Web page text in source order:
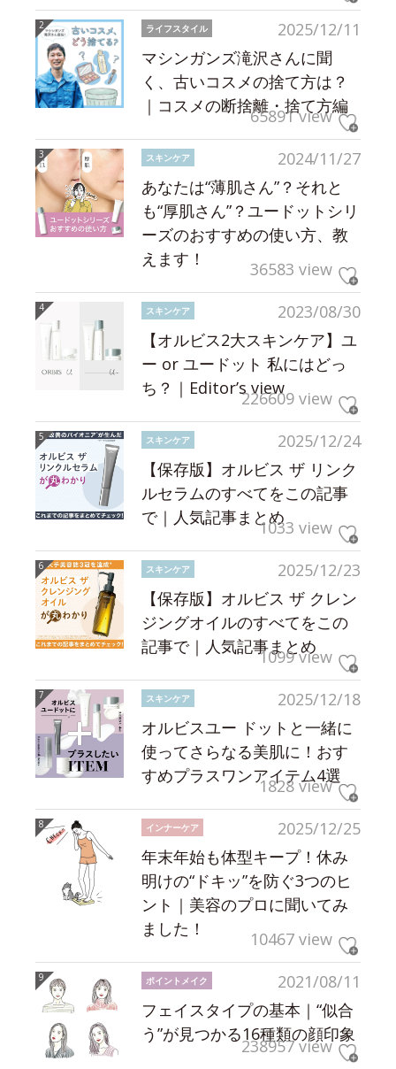
2025/12/11
ライフスタイル
マシンガンズ滝沢さんに聞
く、古いコスメの捨て方は？
｜コスメの断捨離・捨て方編
65891 view
2024/11/27
スキンケア
あなたは“薄肌さん”？それと
も“厚肌さん”？ユードットシリ
ーズのおすすめの使い方、教
えます！
36583 view
2023/08/30
スキンケア
【オルビス2大スキンケア】ユ
ー or ユードット 私にはどっ
ち？｜Editor’s view226609 view
2025/12/24
スキンケア
【保存版】オルビス ザ リンク
ルセラムのすべてをこの記事
で｜人気記事まとめ1033 view
2025/12/23
スキンケア
【保存版】オルビス ザ クレン
ジングオイルのすべてをこの
記事で｜人気記事まとめ
1099 view
2025/12/18
スキンケア
オルビスユー ドットと一緒に
使ってさらなる美肌に！おす
すめプラスワンアイテム4選
1828 view
2025/12/25
インナーケア
年末年始も体型キープ！休み
明けの“ドキッ”を防ぐ3つのヒ
ント｜美容のプロに聞いてみ
ました！
10467 view
2021/08/11
ポイントメイク
フェイスタイプの基本｜“似合
う”が見つかる16種類の顔印象
238957 view